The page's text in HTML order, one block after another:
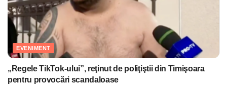
EVENIMENT
„Regele TikTok-ului”, reţinut de poliţiştii din Timişoara
pentru provocări scandaloase